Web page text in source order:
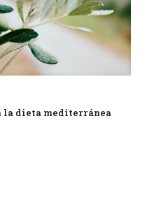
la dieta mediterránea